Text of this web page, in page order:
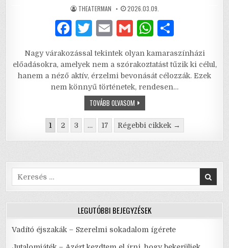
AUTHOR:
THEATERMAN PUBLISHED
DATE:
2026.03.09.
F
c
e
b
o
k
T
it
te
r
E
ai
l
G
ai
l
W
at
s
A
p
ar
e
Nagy várakozással tekintek olyan kamaraszínházi
előadásokra, amelyek nem a szórakoztatást tűzik ki célul,
hanem a néző aktív, érzelmi bevonását célozzák. Ezek
nem könnyű történetek, rendesen…
TOVÁBB OLVASOMHOSSZÚ
VIRÁGZÁS
–
MERJ
KIMENNI
A
SZAKADÓ
Bejegyzés
navigáció
1 2 3 … 17 Régebbi cikkek →
Search
for:
LEGUTÓBBI BEJEGYZÉSEK
Vadító éjszakák – Szerelmi sokadalom ígérete